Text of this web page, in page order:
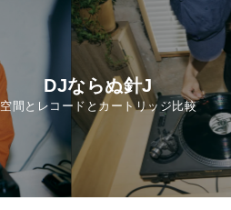
DJならぬ針J
空間とレコードとカートリッジ比較